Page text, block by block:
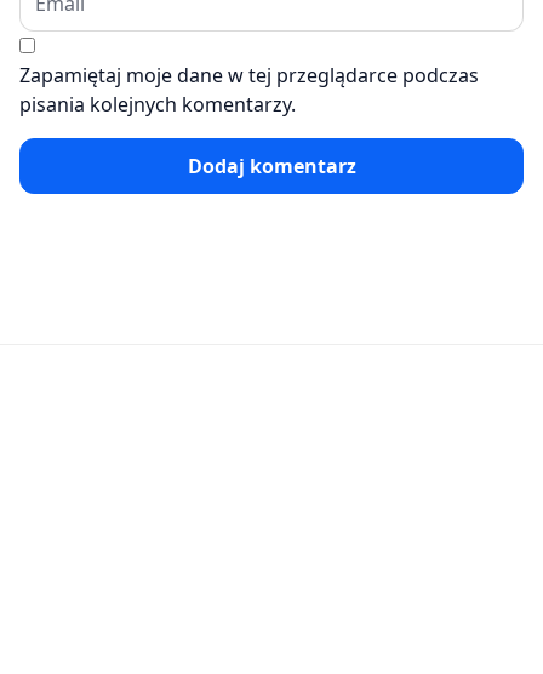
Zapamiętaj moje dane w tej przeglądarce podczas
pisania kolejnych komentarzy.
Dodaj komentarz